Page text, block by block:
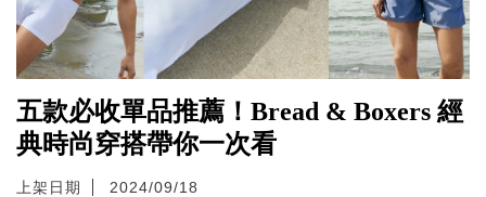
五款必收單品推薦！Bread & Boxers 經
典時尚穿搭帶你一次看
上架日期 2024/09/18